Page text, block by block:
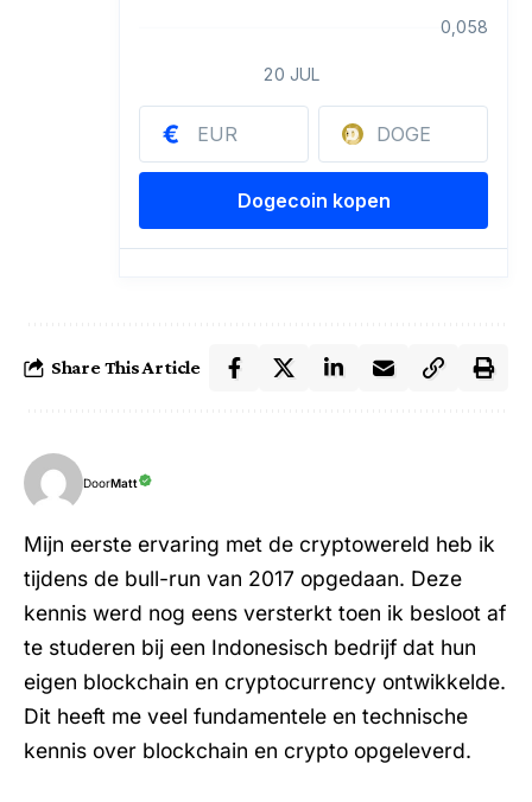
Share This Article
DoorMatt
Mijn eerste ervaring met de cryptowereld heb ik
tijdens de bull-run van 2017 opgedaan. Deze
kennis werd nog eens versterkt toen ik besloot af
te studeren bij een Indonesisch bedrijf dat hun
eigen blockchain en cryptocurrency ontwikkelde.
Dit heeft me veel fundamentele en technische
kennis over blockchain en crypto opgeleverd.